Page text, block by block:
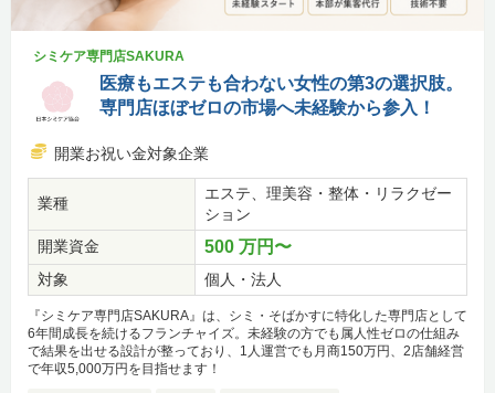
シミケア専門店SAKURA
医療もエステも合わない女性の第3の選択肢。
専門店ほぼゼロの市場へ未経験から参入！
開業お祝い金対象企業
業種
エステ、理美容・整体・リラクゼー
ション
開業資金
500 万円〜
対象 個人・法人
『シミケア専門店SAKURA』は、シミ・そばかすに特化した専門店として
6年間成長を続けるフランチャイズ。未経験の方でも属人性ゼロの仕組み
で結果を出せる設計が整っており、1人運営でも月商150万円、2店舗経営
で年収5,000万円を目指せます！